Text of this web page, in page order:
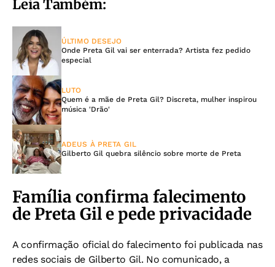
Leia Também:
ÚLTIMO DESEJO
Onde Preta Gil vai ser enterrada? Artista fez pedido
especial
LUTO
Quem é a mãe de Preta Gil? Discreta, mulher inspirou
música 'Drão'
ADEUS À PRETA GIL
Gilberto Gil quebra silêncio sobre morte de Preta
Família confirma falecimento
de Preta Gil e pede privacidade
A confirmação oficial do falecimento foi publicada nas
redes sociais de Gilberto Gil. No comunicado, a